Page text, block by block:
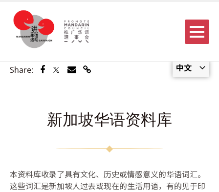
中文
Menu
Share: Share via Facebook
Share via Twitter
Share via Email
Share via Link
新加坡华语资料库
本资料库收录了具有文化、历史或情感意义的华语词汇。
这些词汇是新加坡人过去或现在的生活用语，有的见于印